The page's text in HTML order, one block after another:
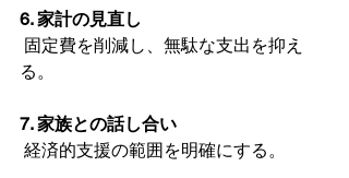
6. 家計の見直し
る。
7. 家族との話し合い
経済的支援の範囲を明確にする。